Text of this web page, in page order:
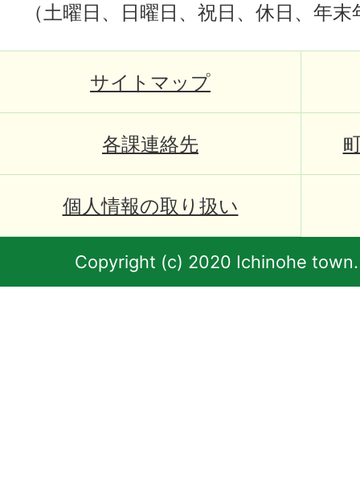
（土曜日、日曜日、祝日、休日、年
サイトマップ
各課連絡先
個人情報の取り扱い
Copyright (c) 2020 Ichinohe